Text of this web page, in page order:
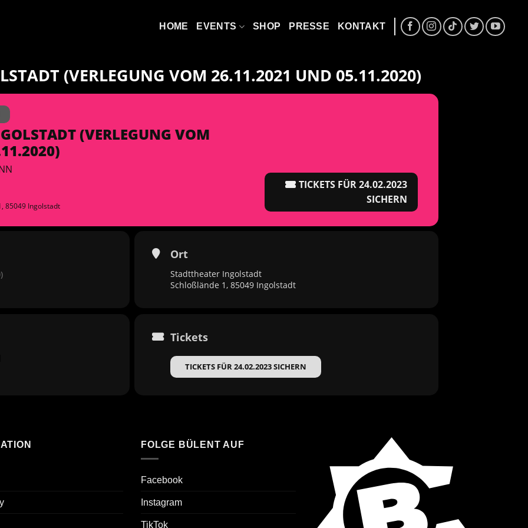
HOME EVENTS SHOP PRESSE KONTAKT
(VERLEGUNG VOM 26.11.2021 UND 05.11.2020)
(VERLEGUNG VOM
85049 Ingolstadt
TICKETS FÜR 24.02.2023
SICHERN
Ort
Stadttheater Ingolstadt
Schloßlände 1, 85049 Ingolstadt
Tickets
TICKETS FÜR 24.02.2023 SICHERN
FOLGE BÜLENT AUF
Facebook
Instagram
TikTok